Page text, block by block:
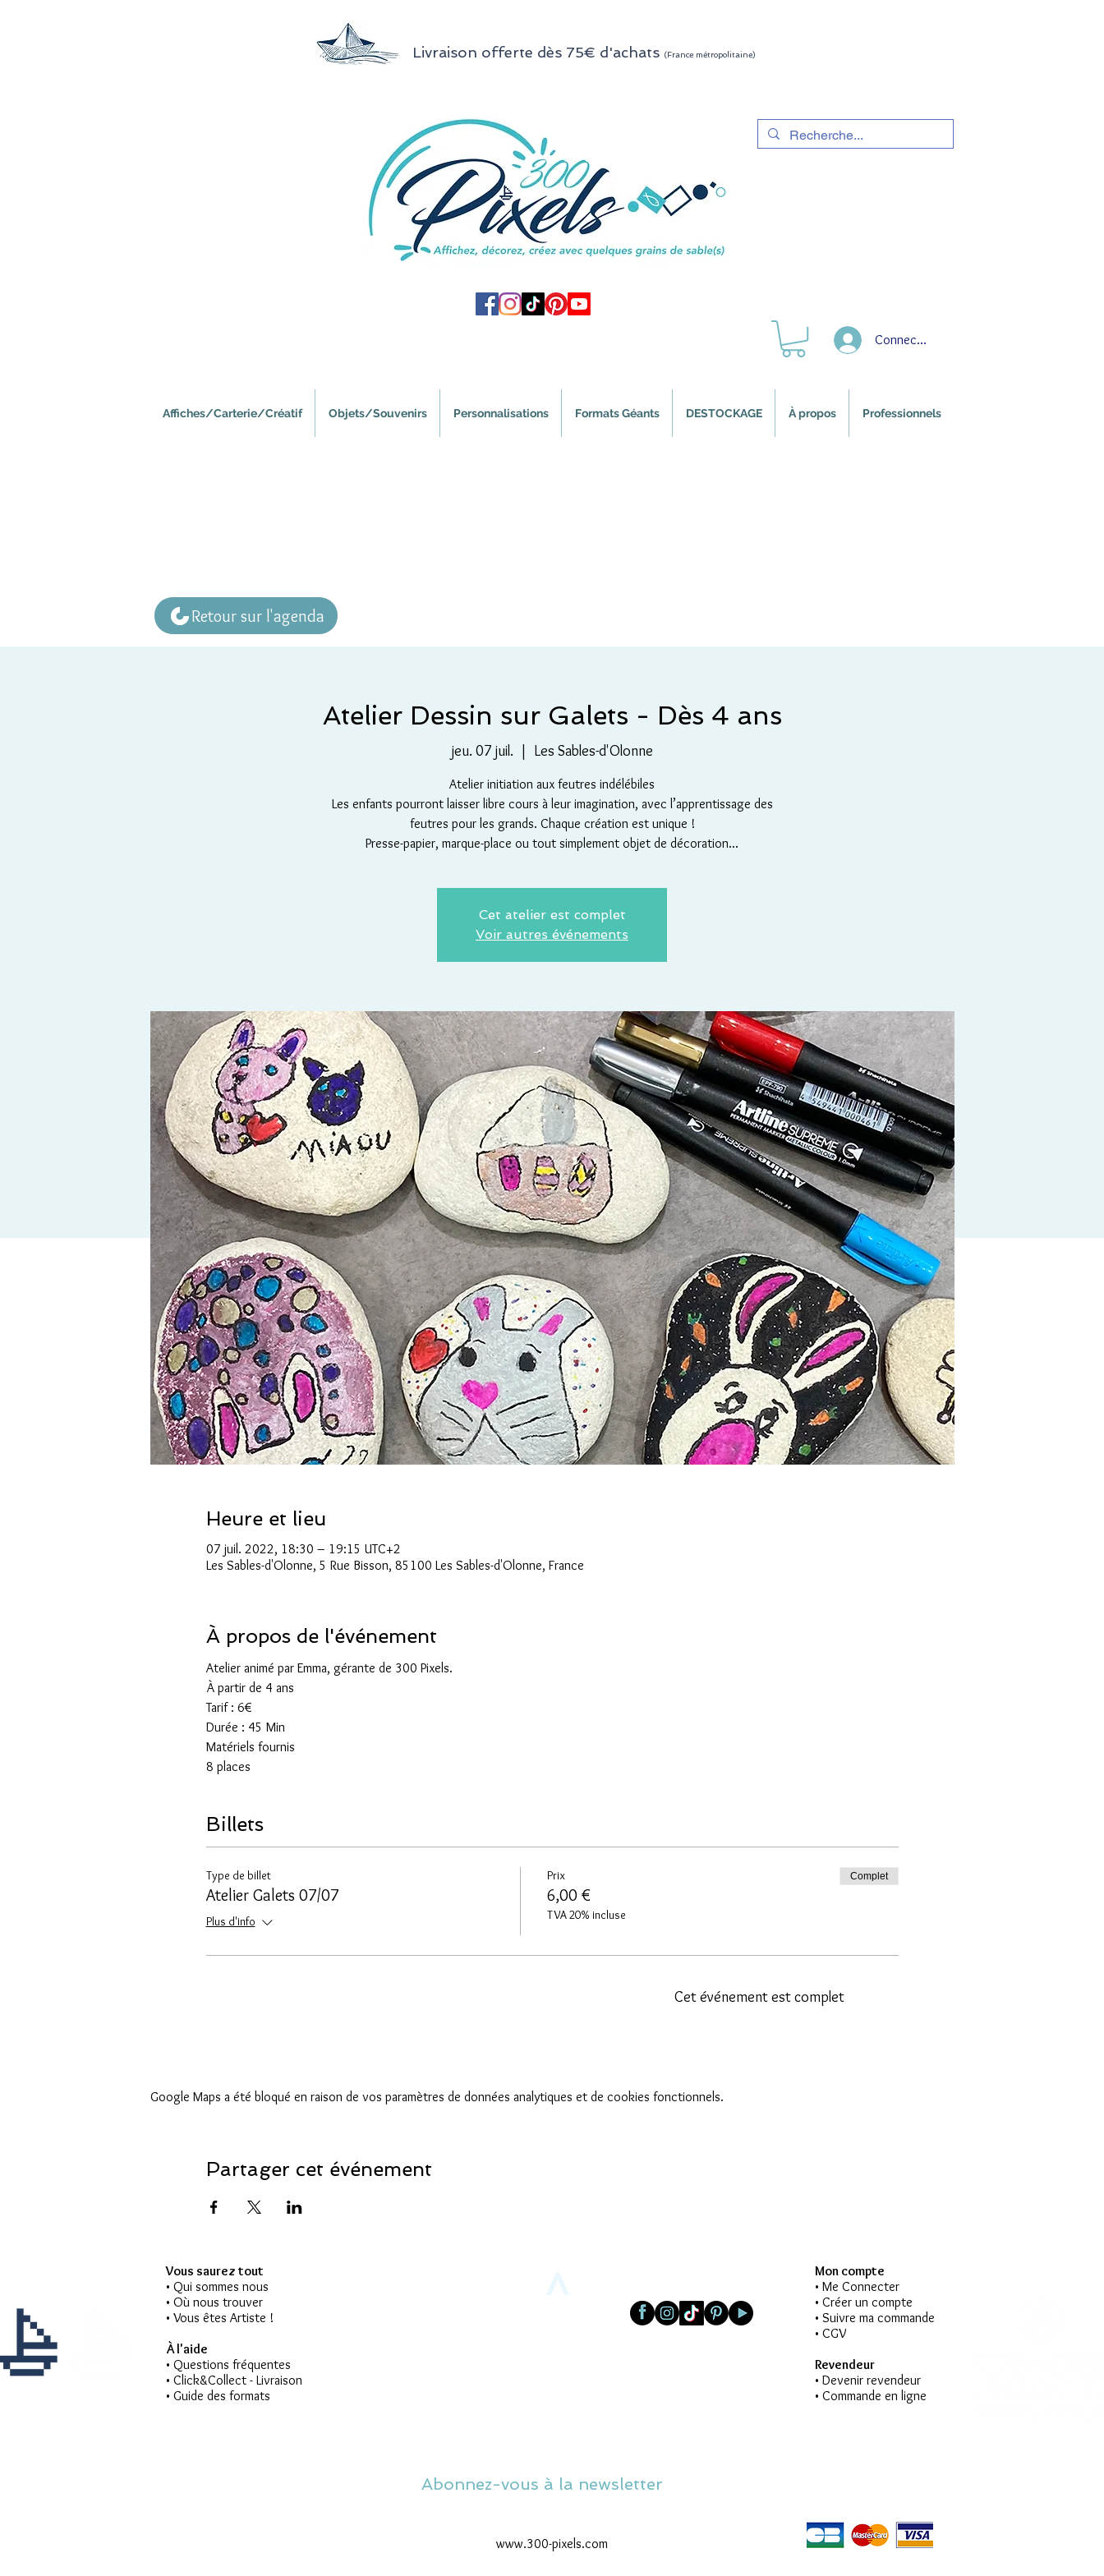
Livraison offerte dès 75€ d'achats (France métropolitaine)
Connection
Affiches/Carterie/Créatif Objets/Souvenirs Personnalisations Formats Géants DESTOCKAGE À propos Professionnels
Retour sur l'agenda
Atelier Dessin sur Galets - Dès 4 ans
jeu. 07 juil.
  |
Les Sables-d'Olonne
Atelier initiation aux feutres indélébiles
Les enfants pourront laisser libre cours à leur imagination, avec l’apprentissage des
feutres pour les grands. Chaque création est unique !
Presse-papier, marque-place ou tout simplement objet de décoration...
Cet atelier est complet
Voir autres événements
Heure et lieu
07 juil. 2022, 18:30 – 19:15 UTC+2
Les Sables-d'Olonne, 5 Rue Bisson, 85100 Les Sables-d'Olonne, France
À propos de l'événement
Atelier animé par Emma, gérante de 300 Pixels.
À partir de 4 ans
Tarif : 6€
Durée : 45 Min
Matériels fournis
8 places
Billets
Type de billet
Atelier Galets 07/07
Plus d'info
Prix
6,00 €
TVA 20% incluse
Complet
Cet événement est complet
Google Maps a été bloqué en raison de vos paramètres de données analytiques et de cookies fonctionnels.
Partager cet événement
Vous saurez tout
• Qui sommes nous
• Où nous trouver
• Vous êtes Artiste !
À l'aide
• Questions fréquentes
• Click&Collect - Livraison
• Guide des formats
Mon compte
• Me Connecter
• Créer un compte
• Suivre ma commande
• CGV
Revendeur
• Devenir revendeur
• Commande en ligne
Abonnez-vous à la newsletter
www.300-pixels.com